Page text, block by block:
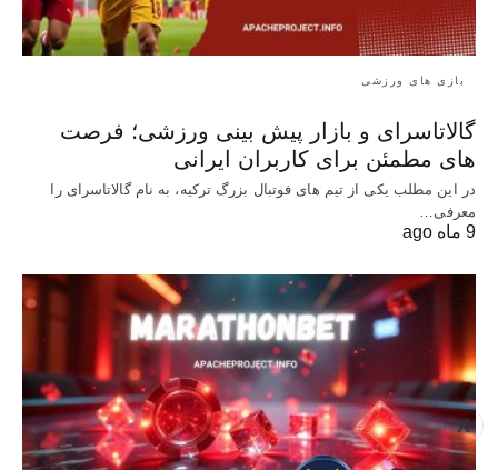
X
بازی های ورزشی
گالاتاسرای و بازار پیش‌ بینی ورزشی؛ فرصت‌
های مطمئن برای کاربران ایرانی
در این مطلب یکی از تیم های فوتبال بزرگ ترکیه، به نام گالاتاسرای را
معرفی…
9 ماه ago